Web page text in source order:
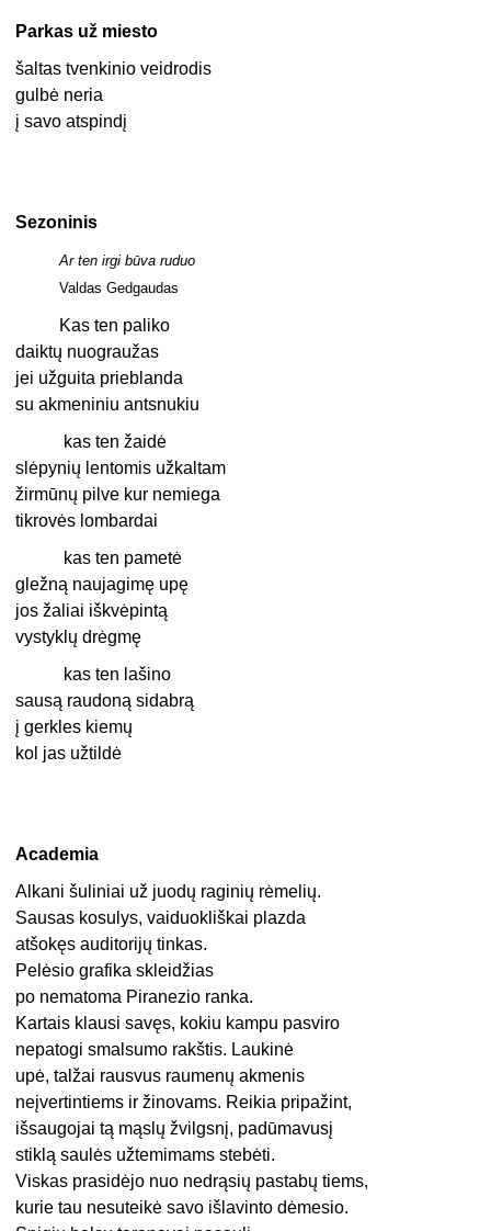
Parkas už miesto
šaltas tvenkinio veidrodis
gulbė neria
į savo atspindį
Sezoninis
Ar ten irgi būva ruduo
Valdas Gedgaudas
Kas ten paliko
daiktų nuograužas
jei užguita prieblanda
su akmeniniu antsnukiu
kas ten žaidė
slėpynių lentomis užkaltam
žirmūnų pilve kur nemiega
tikrovės lombardai
kas ten pametė
gležną naujagimę upę
jos žaliai iškvėpintą
vystyklų drėgmę
kas ten lašino
sausą raudoną sidabrą
į gerkles kiemų
kol jas užtildė
Academia
Alkani šuliniai už juodų raginių rėmelių.
Sausas kosulys, vaiduokliškai plazda
atšokęs auditorijų tinkas.
Pelėsio grafika skleidžias
po nematoma Piranezio ranka.
Kartais klausi savęs, kokiu kampu pasviro
nepatogi smalsumo rakštis. Laukinė
upė, talžai rausvus raumenų akmenis
neįvertintiems ir žinovams. Reikia pripažint,
išsaugojai tą mąslų žvilgsnį, padūmavusį
stiklą saulės užtemimams stebėti.
Viskas prasidėjo nuo nedrąsių pastabų tiems,
kurie tau nesuteikė savo išlavinto dėmesio.